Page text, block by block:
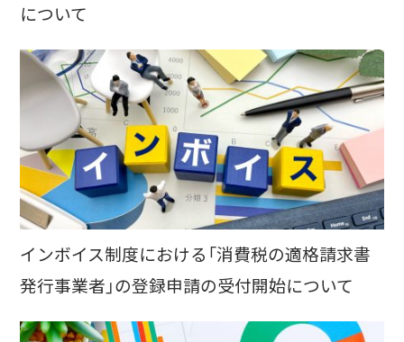
について
インボイス制度における「消費税の適格請求書
発行事業者」の登録申請の受付開始について